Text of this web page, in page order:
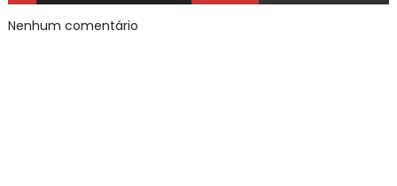
Nenhum comentário